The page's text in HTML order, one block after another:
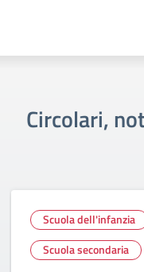
Circolari,
Scuola dell'infanzia
Scuola secondaria